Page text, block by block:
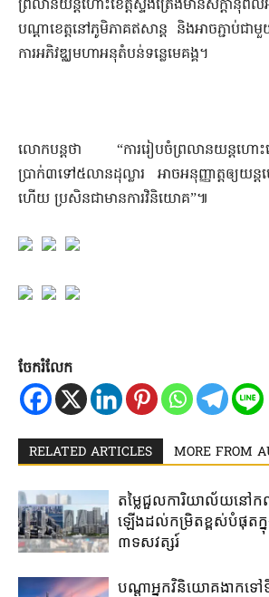
ព្រលានយន្តហោះខេត្តស្ទឹងត្រែងមានសក្តា
បណ្តាខេត្តនៅភូមិភាគឥសាន្ត និងអាចភ្ជាប់ជា​
ការអភិវឌ្ឈមហាអនុតំបន់ទន្លេមេគង្គ។
លោកបន្តថា “ការរៀបចំព្រលានយន្ត
ប្រាក់៣ទៅ៥លានដុល្លារ អាចអនុញ្ញាត្តឲ្យយន្
ហើយ ប្រសិនជាមាន​ការវិនិយោគ”៕
ចែករំលែក
RELATED ARTICLES MORE FROM
តម្លៃជួល​ការិយាល័យ​នៅ​
ឡើង​ដល់​កម្រិត​ខ្ពស់​បំផុត​ក្
៣ទសវត្សរ៍​
បណ្តាអ្នកវិនិយោគ​ងាក​ទ